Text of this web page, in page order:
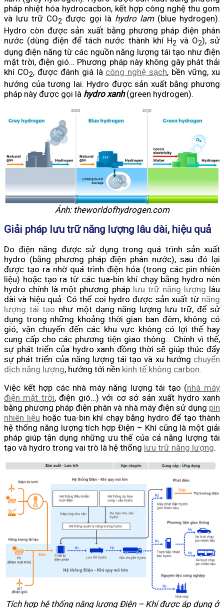
pháp nhiệt hóa hydrocacbon, kết hợp công nghệ thu gom
và lưu trữ CO2 được gọi là hydro lam(blue hydrogen).
Hydro còn được sản xuất bằng phương pháp điện phân
nước (dùng điện để tách nước thành khí H2 và O2), sử
dụng điện năng từ các nguồn năng lượng tái tạo như điện
mặt trời, điện gió… Phương pháp này không gây phát thải
khí CO2, được đánh giá là công nghệ sạch, bền vững, xu
hướng của tương lai. Hydro được sản xuất bằng phương
pháp này được gọi là hydro xanh(green hydrogen).
Ảnh: theworldofhydrogen.com
Giải pháp lưu trữ năng lượng lâu dài, hiệu quả
Do điện năng được sử dụng trong quá trình sản xuất
hydro (bằng phương pháp điện phân nước), sau đó lại
được tạo ra nhờ quá trình điện hóa (trong các pin nhiên
liệu) hoặc tạo ra từ các tua-bin khí chạy bằng hydro nên
hydro chính là một phương pháp lưu trữ năng lượng lâu
dài và hiệu quả. Có thể coi hydro được sản xuất từ năng
lượng tái tạo như một dạng năng lượng lưu trữ, để sử
dụng trong những khoảng thời gian ban đêm, không có
gió; vận chuyển đến các khu vực không có lợi thế hay
cung cấp cho các phương tiện giao thông… Chính vì thế,
sự phát triển của hydro xanh đồng thời sẽ giúp thúc đẩy
sự phát triển của năng lượng tái tạo và xu hướng chuyển
dịch năng lượng, hướng tới nền kinh tế không carbon.
Việc kết hợp các nhà máy năng lượng tái tạo (nhà máy
điện mặt trời, điện gió…) với cơ sở sản xuất hydro xanh
bằng phương pháp điện phân và nhà máy điện sử dụng pin
nhiên liệu hoặc tua-bin khí chạy bằng hydro để tạo thành
hệ thống năng lượng tích hợp Điện – Khí cũng là một giải
pháp giúp tận dụng những ưu thế của cả năng lượng tái
tạo và hydro trong vai trò là hệ thống lưu trữ năng lượng.
Tích hợp hệ thống năng lượng Điện – Khí được áp dụng ở